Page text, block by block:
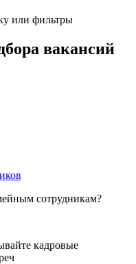
или фильтры
вакансий
сотрудникам?
кадровые